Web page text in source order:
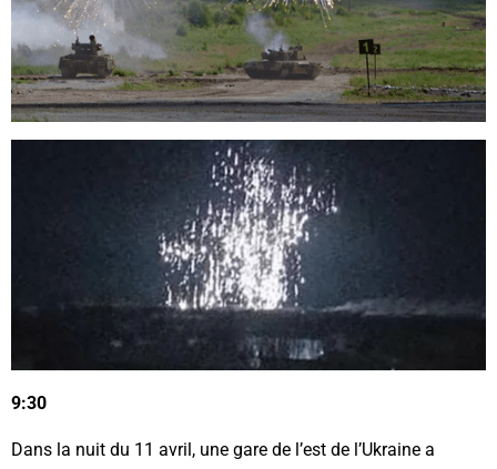
9:30
Dans la nuit du 11 avril, une gare de l’est de l’Ukraine a